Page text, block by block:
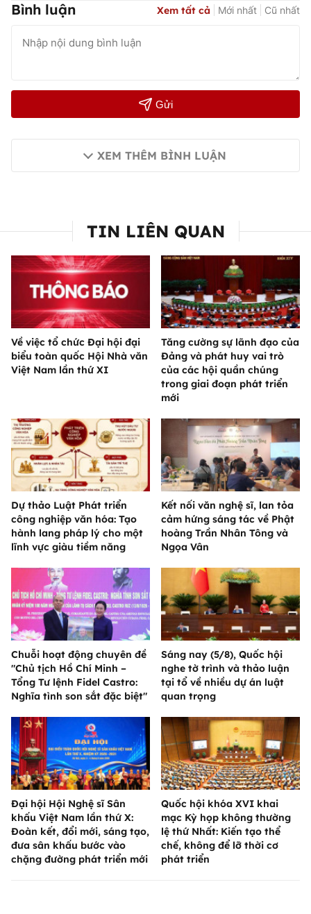
Bình luận Xem tất cả Mới nhất Cũ nhất
Gửi
XEM THÊM BÌNH LUẬN
TIN LIÊN QUAN
Về việc tổ chức Đại hội đại
biểu toàn quốc Hội Nhà văn
Việt Nam lần thứ XI
Tăng cường sự lãnh đạo của
Đảng và phát huy vai trò
của các hội quần chúng
trong giai đoạn phát triển
mới
Dự thảo Luật Phát triển
công nghiệp văn hóa: Tạo
hành lang pháp lý cho một
lĩnh vực giàu tiềm năng
Kết nối văn nghệ sĩ, lan tỏa
cảm hứng sáng tác về Phật
hoàng Trần Nhân Tông và
Ngọa Vân
Chuỗi hoạt động chuyên đề
"Chủ tịch Hồ Chí Minh –
Tổng Tư lệnh Fidel Castro:
Nghĩa tình son sắt đặc biệt"
Sáng nay (5/8), Quốc hội
nghe tờ trình và thảo luận
tại tổ về nhiều dự án luật
quan trọng
Đại hội Hội Nghệ sĩ Sân
khấu Việt Nam lần thứ X:
Đoàn kết, đổi mới, sáng tạo,
đưa sân khấu bước vào
chặng đường phát triển mới
Quốc hội khóa XVI khai
mạc Kỳ họp không thường
lệ thứ Nhất: Kiến tạo thể
chế, không để lỡ thời cơ
phát triển